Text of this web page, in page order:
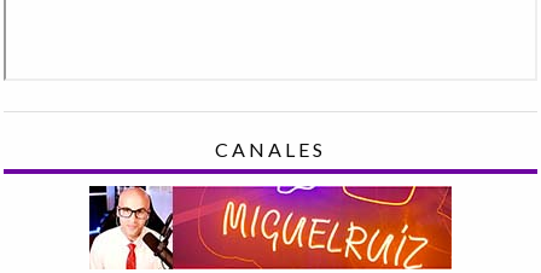
CANALES